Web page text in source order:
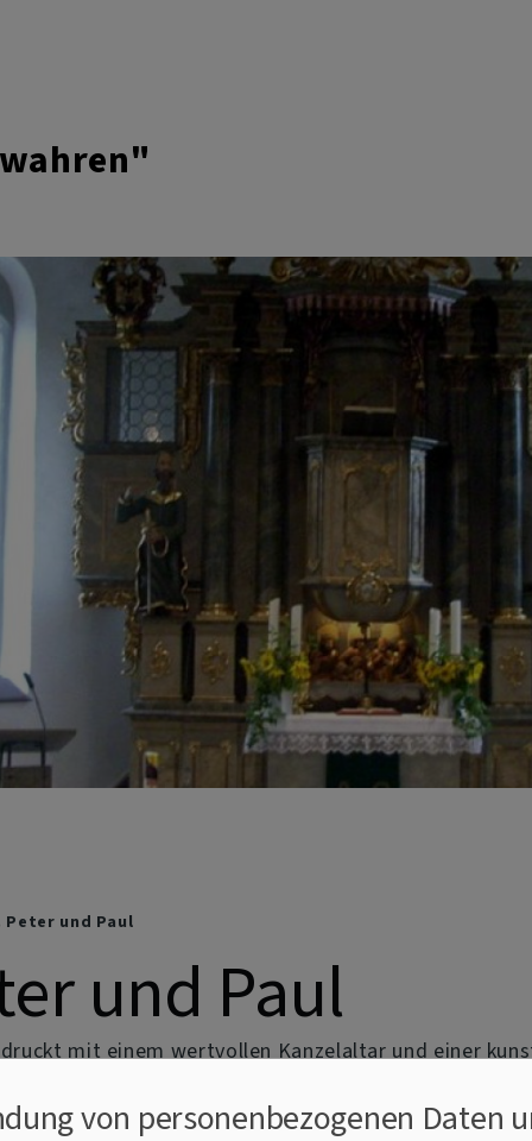
und Paul
und Paul
mit einem wertvollen Kanzelaltar und einer
eingebaute Gruber-Heidenreich-Orgel dar – die
das reiche kulturelle Erbe der Region wider.
von personenbezogenen Daten